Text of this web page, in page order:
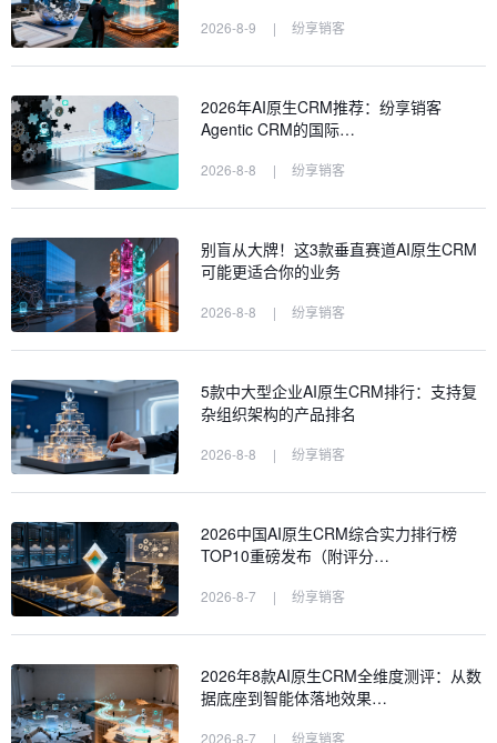
2026-8-9 | 纷享销客
2026年AI原生CRM推荐：纷享销客
Agentic CRM的国际…
2026-8-8 | 纷享销客
别盲从大牌！这3款垂直赛道AI原生CRM
可能更适合你的业务
2026-8-8 | 纷享销客
5款中大型企业AI原生CRM排行：支持复
杂组织架构的产品排名
2026-8-8 | 纷享销客
2026中国AI原生CRM综合实力排行榜
TOP10重磅发布（附评分…
2026-8-7 | 纷享销客
2026年8款AI原生CRM全维度测评：从数
据底座到智能体落地效果…
2026-8-7 | 纷享销客